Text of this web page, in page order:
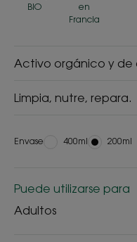
BIO
en
Francia
Activo orgánico y de
Limpia, nutre, repara.
Envase Envase
400ml Envase
200ml
Puede utilizarse para
Adultos